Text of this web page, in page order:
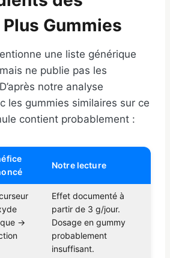
Gummies
une liste générique
ne publie pas les
notre analyse
les gummies similaires sur ce
contient probablement :
Notre lecture
→
Effet documenté à
partir de 3 g/jour.
Dosage en gummy
probablement
insuffisant.